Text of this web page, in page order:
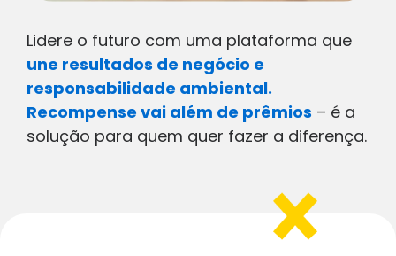
Lidere o futuro com uma plataforma que
une resultados de negócio e
responsabilidade ambiental.
Recompense vai além de prêmios – é a
solução para quem quer fazer a diferença.